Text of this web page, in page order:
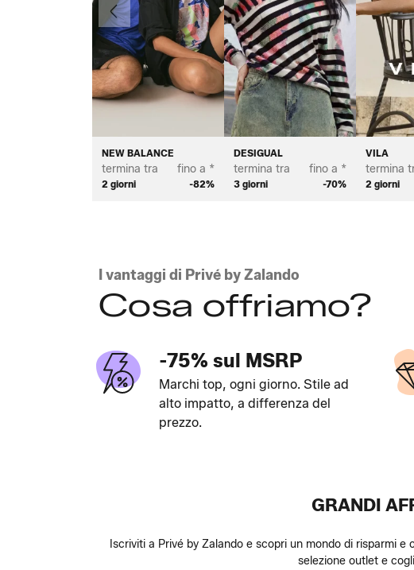
NEW BALANCE
termina tra
2 giorni
fino a *
-82%
DESIGUAL
termina tra
3 giorni
fino a *
-70%
VILA
termina
2 giorni
Precedente
I vantaggi di Privé by Zalando
Cosa offriamo?
-75% sul MSRP
Marchi top, ogni giorno. Stile ad
alto impatto, a differenza del
prezzo.
GRANDI
Iscriviti a Privé by Zalando e scopri un mondo di risparmi
selezione outlet e